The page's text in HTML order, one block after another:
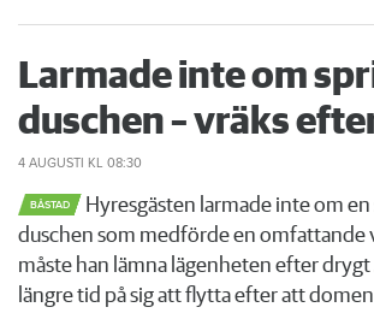
Larmade inte om
duschen – vräks
4 AUGUSTI KL 08:30
BÅSTAD
Hyresgästen larmade inte om en
duschen som medförde en omfattande
måste han lämna lägenheten efter
längre tid på sig att flytta efter att